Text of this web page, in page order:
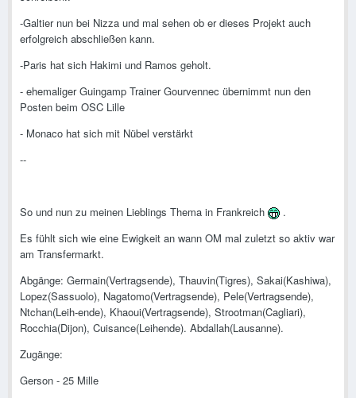
-Galtier nun bei Nizza und mal sehen ob er dieses Projekt auch
erfolgreich abschließen kann.
-Paris hat sich Hakimi und Ramos geholt.
- ehemaliger Guingamp Trainer Gourvennec übernimmt nun den
Posten beim OSC Lille
- Monaco hat sich mit Nübel verstärkt
--
So und nun zu meinen Lieblings Thema in Frankreich
.
Es fühlt sich wie eine Ewigkeit an wann OM mal zuletzt so aktiv war
am Transfermarkt.
Abgänge: Germain(Vertragsende), Thauvin(Tigres), Sakai(Kashiwa),
Lopez(Sassuolo), Nagatomo(Vertragsende), Pele(Vertragsende),
Ntchan(Leih-ende), Khaoui(Vertragsende), Strootman(Cagliari),
Rocchia(Dijon), Cuisance(Leihende). Abdallah(Lausanne).
Zugänge:
Gerson - 25 Mille